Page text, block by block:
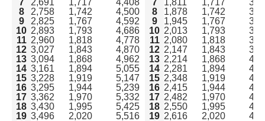
7
2,691 1,717 4,408 7 1,811 1,717
8
2,758 1,742 4,500 8 1,878 1,742
9
2,825 1,767 4,592 9 1,945 1,767
10 2,893 1,793 4,686 10 2,013 1,793
11 2,960 1,818 4,778 11 2,080 1,818
12 3,027 1,843 4,870 12 2,147 1,843
13 3,094 1,868 4,962 13 2,214 1,868
14 3,161 1,894 5,055 14 2,281 1,894
15 3,228 1,919 5,147 15 2,348 1,919
16 3,295 1,944 5,239 16 2,415 1,944
17 3,362 1,970 5,332 17 2,482 1,970
18 3,430 1,995 5,425 18 2,550 1,995
19 3,496 2,020 5,516 19 2,616 2,020